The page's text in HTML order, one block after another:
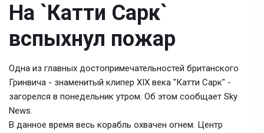
На `Катти Сарк`
вспыхнул пожар
Одна из главных достопримечательностей британского
Гринвича - знаменитый клипер XIX века "Катти Сарк" -
загорелся в понедельник утром. Об этом сообщает Sky
News.
В данное время весь корабль охвачен огнем. Центр